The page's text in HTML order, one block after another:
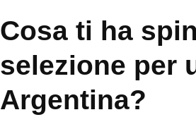
Cosa ti ha
selezione per
Argentina?